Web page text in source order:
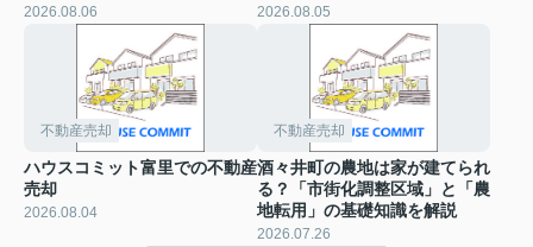
2026.08.06 2026.08.05
不動産売却
ハウスコミット富里での不動産
売却
2026.08.04
不動産売却
酒々井町の農地は家が建てられ
る？「市街化調整区域」と「農
地転用」の基礎知識を解説
2026.07.26